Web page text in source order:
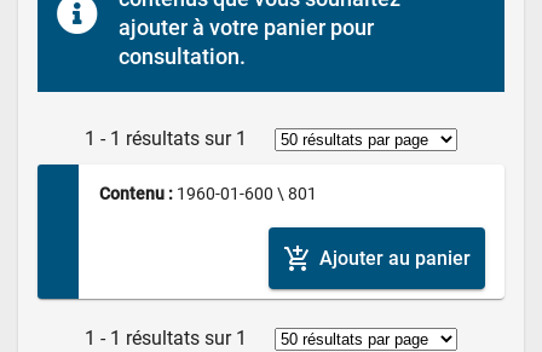
ajouter à votre panier pour
consultation.
1 - 1 résultats sur 1
Contenu : 1960-01-600 \ 801
add_shopping_cart Ajouter au panier
1 - 1 résultats sur 1